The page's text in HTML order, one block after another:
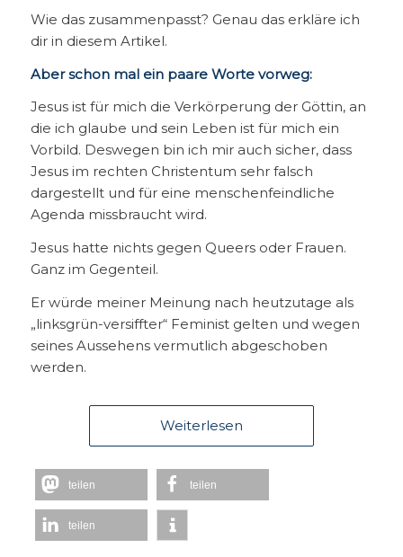
Wie das zusammenpasst? Genau das erkläre ich
dir in diesem Artikel.
Aber schon mal ein paare Worte vorweg:
Jesus ist für mich die Verkörperung der Göttin, an
die ich glaube und sein Leben ist für mich ein
Vorbild. Deswegen bin ich mir auch sicher, dass
Jesus im rechten Christentum sehr falsch
dargestellt und für eine menschenfeindliche
Agenda missbraucht wird.
Jesus hatte nichts gegen Queers oder Frauen.
Ganz im Gegenteil.
Er würde meiner Meinung nach heutzutage als
„linksgrün-versiffter“ Feminist gelten und wegen
seines Aussehens vermutlich abgeschoben
werden.
Weiterlesen
teilen teilen
teilen